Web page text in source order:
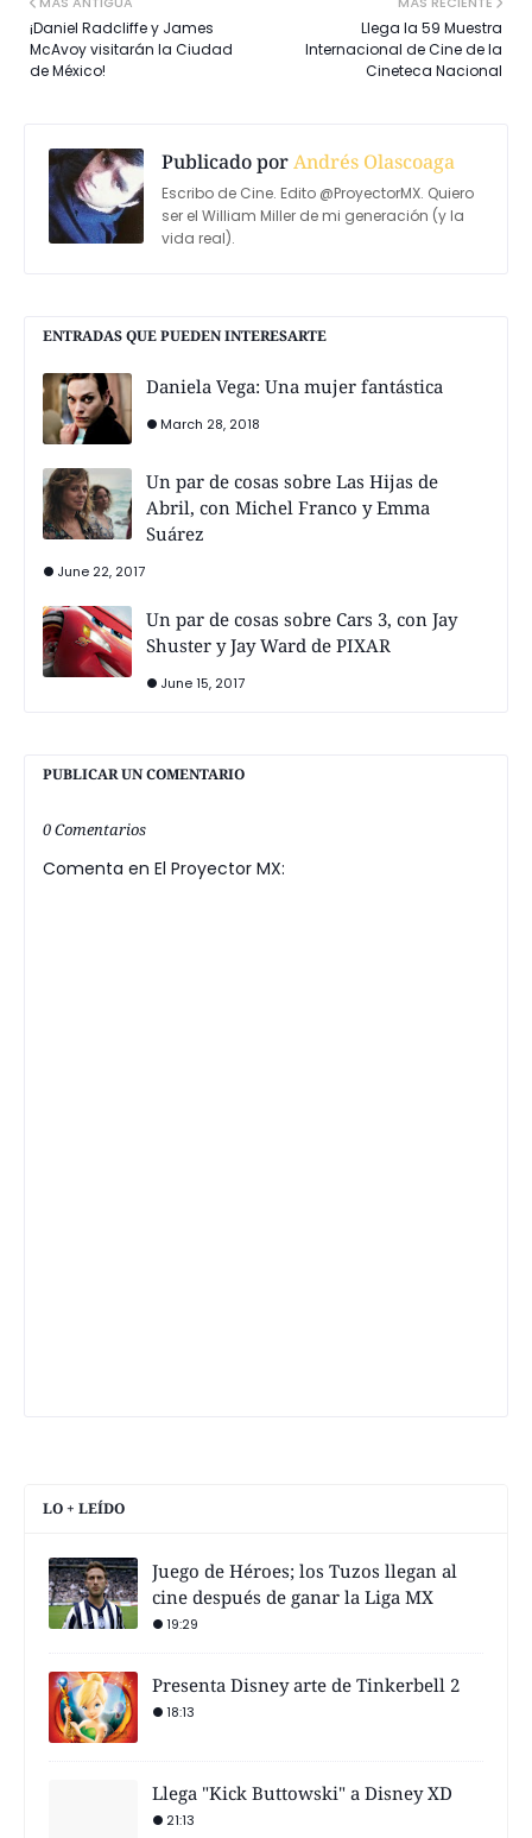
Llega la 59 Muestra
Internacional de Cine de la
Cineteca Nacional
¡Daniel Radcliffe y James
McAvoy visitarán la Ciudad
de México!
Publicado porAndrés Olascoaga
Escribo de Cine. Edito @ProyectorMX. Quiero
ser el William Miller de mi generación (y la
vida real).
ENTRADAS QUE PUEDEN INTERESARTE
Daniela Vega: Una mujer fantástica
March 28, 2018
Un par de cosas sobre Las Hijas de
Abril, con Michel Franco y Emma
Suárez
June 22, 2017
Un par de cosas sobre Cars 3, con Jay
Shuster y Jay Ward de PIXAR
June 15, 2017
PUBLICAR UN COMENTARIO
0 Comentarios
Comenta en El Proyector MX:
LO + LEÍDO
Juego de Héroes; los Tuzos llegan al
cine después de ganar la Liga MX
19:29
Presenta Disney arte de Tinkerbell 2
18:13
Llega "Kick Buttowski" a Disney XD
21:13